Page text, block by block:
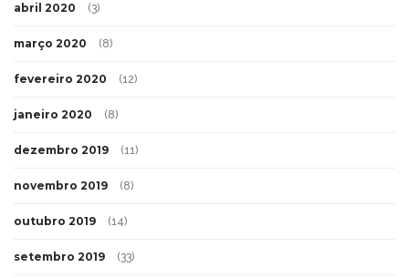
abril 2020 (3)
março 2020 (8)
fevereiro 2020 (12)
janeiro 2020 (8)
dezembro 2019 (11)
novembro 2019 (8)
outubro 2019 (14)
setembro 2019 (33)